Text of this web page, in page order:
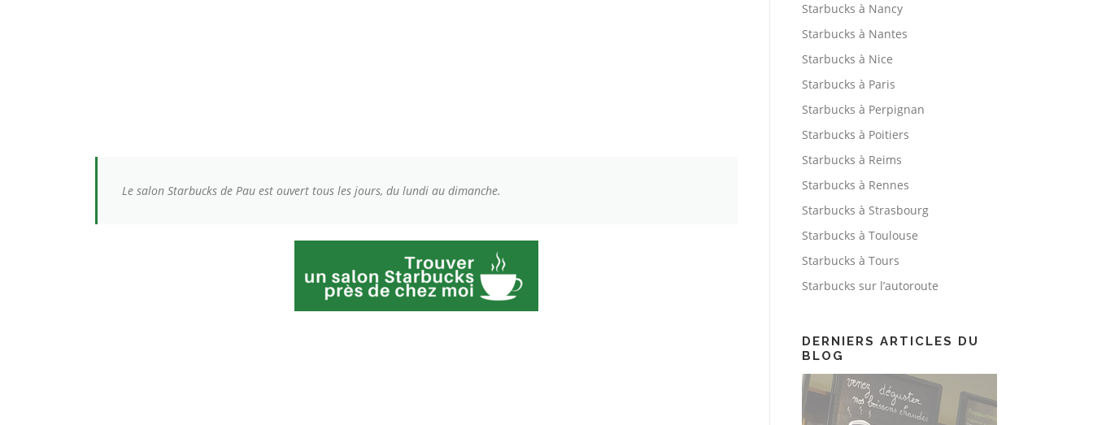
Le salon Starbucks de Pau est ouvert tous les jours, du lundi au dimanche.
Starbucks à Nancy
Starbucks à Nantes
Starbucks à Nice
Starbucks à Paris
Starbucks à Perpignan
Starbucks à Poitiers
Starbucks à Reims
Starbucks à Rennes
Starbucks à Strasbourg
Starbucks à Toulouse
Starbucks à Tours
Starbucks sur l’autoroute
DERNIERS ARTICLES DU
BLOG